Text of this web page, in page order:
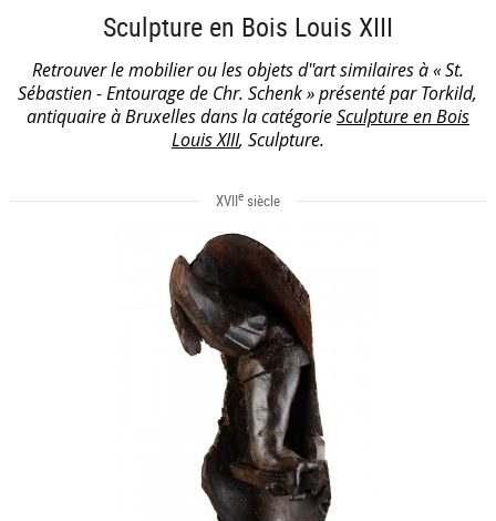
Sculpture en Bois Louis XIII
Retrouver le mobilier ou les objets d''art similaires à « St.
Sébastien - Entourage de Chr. Schenk » présenté par Torkild,
antiquaire à Bruxelles dans la catégorieSculpture en Bois
Louis XIII, Sculpture.
XVIIesiècle